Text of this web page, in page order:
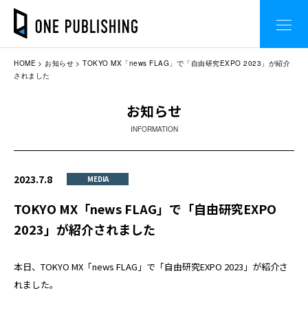
HOME お知らせ
TOKYO MX「news FLAG」で「自由研究EXPO 2023」が紹介
されました
お知らせ
INFORMATION
2023.7.8 MEDIA
TOKYO MX「news FLAG」で「自由研究EXPO
2023」が紹介されました
本日、TOKYO MX「news FLAG」で「自由研究EXPO 2023」が紹介さ
れました。